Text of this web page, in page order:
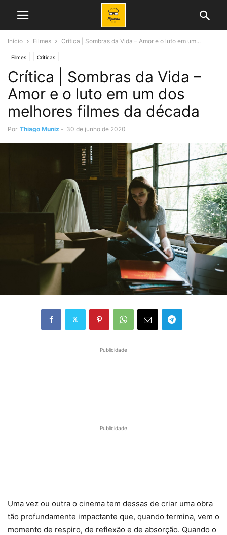
Início Filmes Crítica | Sombras da Vida – Amor e o luto em um...
Filmes Críticas
Crítica | Sombras da Vida –
Amor e o luto em um dos
melhores filmes da década
Por Thiago Muniz - 30 de junho de 2020
Publicidade
Publicidade
Uma vez ou outra o cinema tem dessas de criar uma obra
tão profundamente impactante que, quando termina, vem o
momento de respiro, de reflexão e de absorção. Quando o